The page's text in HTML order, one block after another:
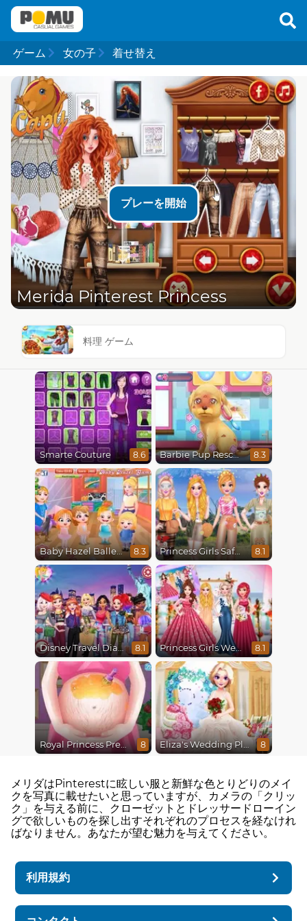
ゲーム 女の子 着せ替え
プレーを開始
Merida Pinterest Princess
料理 ゲーム
Smarte Couture 8.6 Barbie Pup Rescue 8.3
Baby Hazel Ballerina Dance 8.3 Princess Girls Safari Trip 8.1
Disney Travel Diaries: City Break 8.1 Princess Girls Wedding Trip 8.1
Royal Princess Pregnant 8 Eliza's Wedding Planner 8
メリダはPinterestに眩しい服と新鮮な色とりどりのメイ
クを写真に載せたいと思っていますが、カメラの「クリッ
ク」を与える前に、クローゼットとドレッサードローイン
グで欲しいものを探し出すそれぞれのプロセスを経なけれ
ばなりません。あなたが望む魅力を与えてください。
利用規約